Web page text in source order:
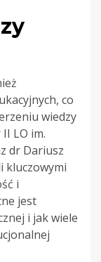
co
wiedzy
LO im.
dr Dariusz
kluczowymi
i
jest
i jak wiele